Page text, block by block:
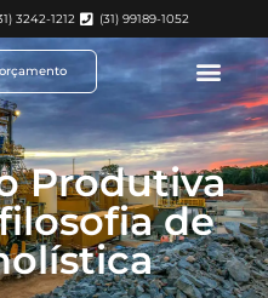
3242-1212 (31) 99189-1052
Produtiva
de